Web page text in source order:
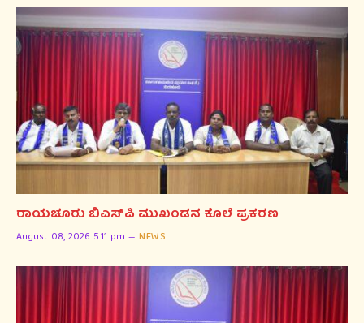
ರಾಯಚೂರು ಬಿಎಸ್‌ಪಿ ಮುಖಂಡನ ಕೊಲೆ ಪ್ರಕರಣ
August 08, 2026 5:11 pm NEWS